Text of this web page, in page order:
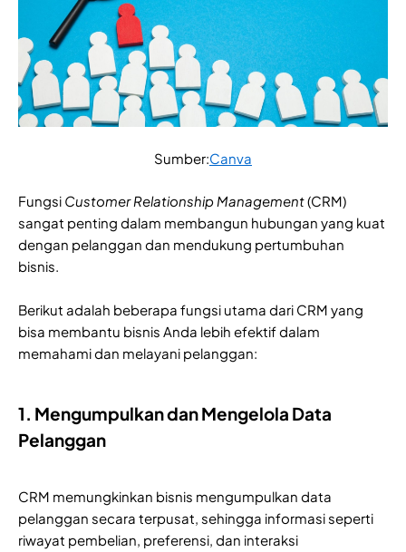
Sumber:Canva
Fungsi Customer Relationship Management(CRM)
sangat penting dalam membangun hubungan yang kuat
dengan pelanggan dan mendukung pertumbuhan
bisnis.
Berikut adalah beberapa fungsi utama dari CRM yang
bisa membantu bisnis Anda lebih efektif dalam
memahami dan melayani pelanggan:
1. Mengumpulkan dan Mengelola Data
Pelanggan
CRM memungkinkan bisnis mengumpulkan data
pelanggan secara terpusat, sehingga informasi seperti
riwayat pembelian, preferensi, dan interaksi